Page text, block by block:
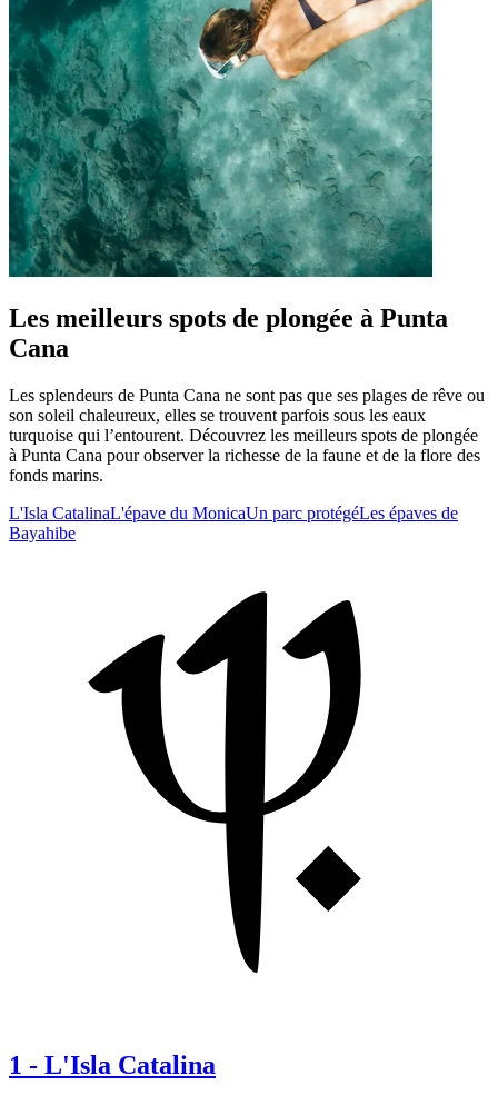
Les meilleurs spots de plongée à Punta
Cana
Les splendeurs de Punta Cana ne sont pas que ses plages de rêve ou
son soleil chaleureux, elles se trouvent parfois sous les eaux
turquoise qui l’entourent. Découvrez les meilleurs spots de plongée
à Punta Cana pour observer la richesse de la faune et de la flore des
fonds marins.
L'Isla CatalinaL'épave du MonicaUn parc protégéLes épaves de
Bayahibe
1 - L'Isla Catalina